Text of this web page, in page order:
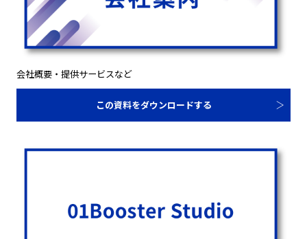
会社概要・提供サービスなど
この資料をダウンロードする